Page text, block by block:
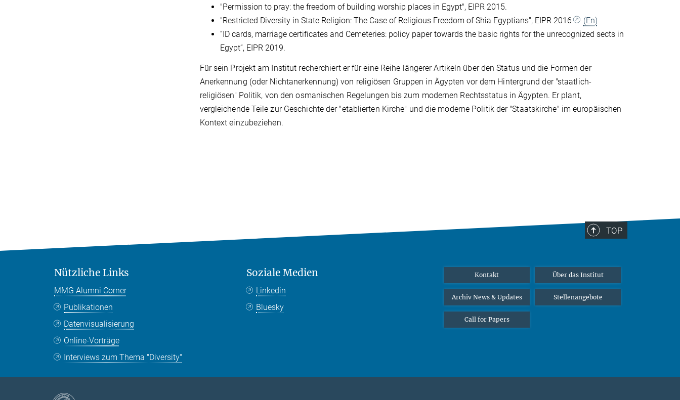
"Permission to pray: the freedom of building worship places in Egypt", EIPR 2015.
"Restricted Diversity in State Religion: The Case of Religious Freedom of Shia Egyptians", EIPR 2016
(En)
”ID cards, marriage certificates and Cemeteries: policy paper towards the basic rights for the unrecognized sects in
Egypt”, EIPR 2019.
Für sein Projekt am Institut recherchiert er für eine Reihe längerer Artikeln über den Status und die Formen der
Anerkennung (oder Nichtanerkennung) von religiösen Gruppen in Ägypten vor dem Hintergrund der "staatlich-
religiösen" Politik, von den osmanischen Regelungen bis zum modernen Rechtsstatus in Ägypten. Er plant,
vergleichende Teile zur Geschichte der "etablierten Kirche" und die moderne Politik der "Staatskirche" im europäischen
Kontext einzubeziehen.
TOP
Nützliche Links
MMG Alumni Corner
Publikationen
Datenvisualisierung
Online-Vorträge
Interviews zum Thema "Diversity"
Soziale Medien
Linkedin
Bluesky
Kontakt Über das Institut
Archiv News & Updates Stellenangebote
Call for Papers